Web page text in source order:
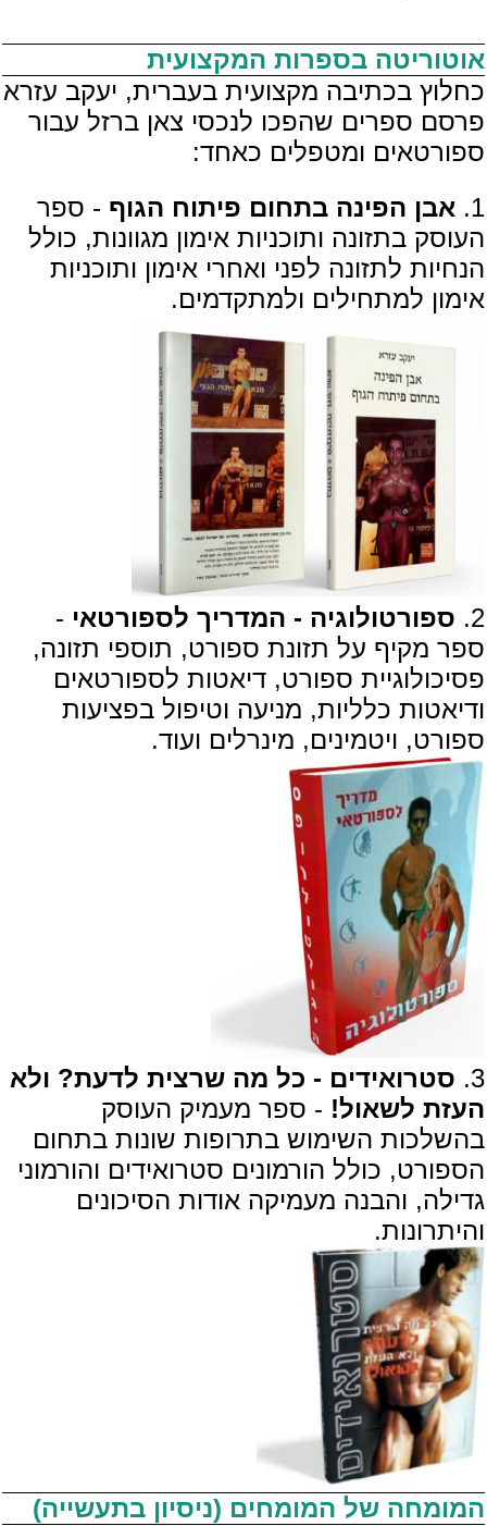
אוטוריטה בספרות המקצועית
כחלוץ בכתיבה מקצועית בעברית, יעקב עזרא
פרסם ספרים שהפכו לנכסי צאן ברזל עבור
ספורטאים ומטפלים כאחד:
1. אבן הפינה בתחום פיתוח הגוף - ספר
העוסק בתזונה ותוכניות אימון מגוונות, כולל
הנחיות לתזונה לפני ואחרי אימון ותוכניות
אימון למתחילים ולמתקדמים.
2. ספורטולוגיה - המדריך לספורטאי -
ספר מקיף על תזונת ספורט, תוספי תזונה,
פסיכולוגיית ספורט, דיאטות לספורטאים
ודיאטות כלליות, מניעה וטיפול בפציעות
ספורט, ויטמינים, מינרלים ועוד.
3. סטרואידים - כל מה שרצית לדעת? ולא
העזת לשאול! - ספר מעמיק העוסק
בהשלכות השימוש בתרופות שונות בתחום
הספורט, כולל הורמונים סטרואידים והורמוני
גדילה, והבנה מעמיקה אודות הסיכונים
והיתרונות.
המומחה של המומחים (ניסיון בתעשייה)